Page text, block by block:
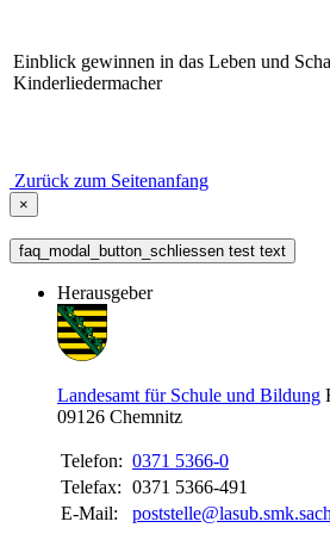
Einblick gewinnen in das Leben und
Kinderliedermacher
Zurück zum Seitenanfang
×
faq_modal_button_schliessen test text
Herausgeber
Landesamt für Schule und Bildung
09126 Chemnitz
Telefon: 0371 5366-0
Telefax: 0371 5366-491
E-Mail: